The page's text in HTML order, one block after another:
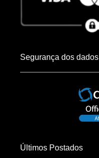
Segurança dos dados
Últimos Postados